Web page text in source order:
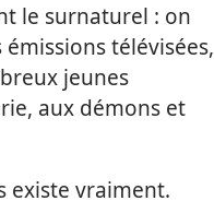
le surnaturel : on
télévisées,
jeunes
aux démons et
existe vraiment.